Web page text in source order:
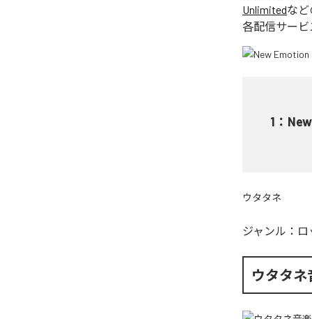
Unlimitedなど
各配信サービ
1 ：
ウタタネ
ジャンル： ロ
ウタタネ